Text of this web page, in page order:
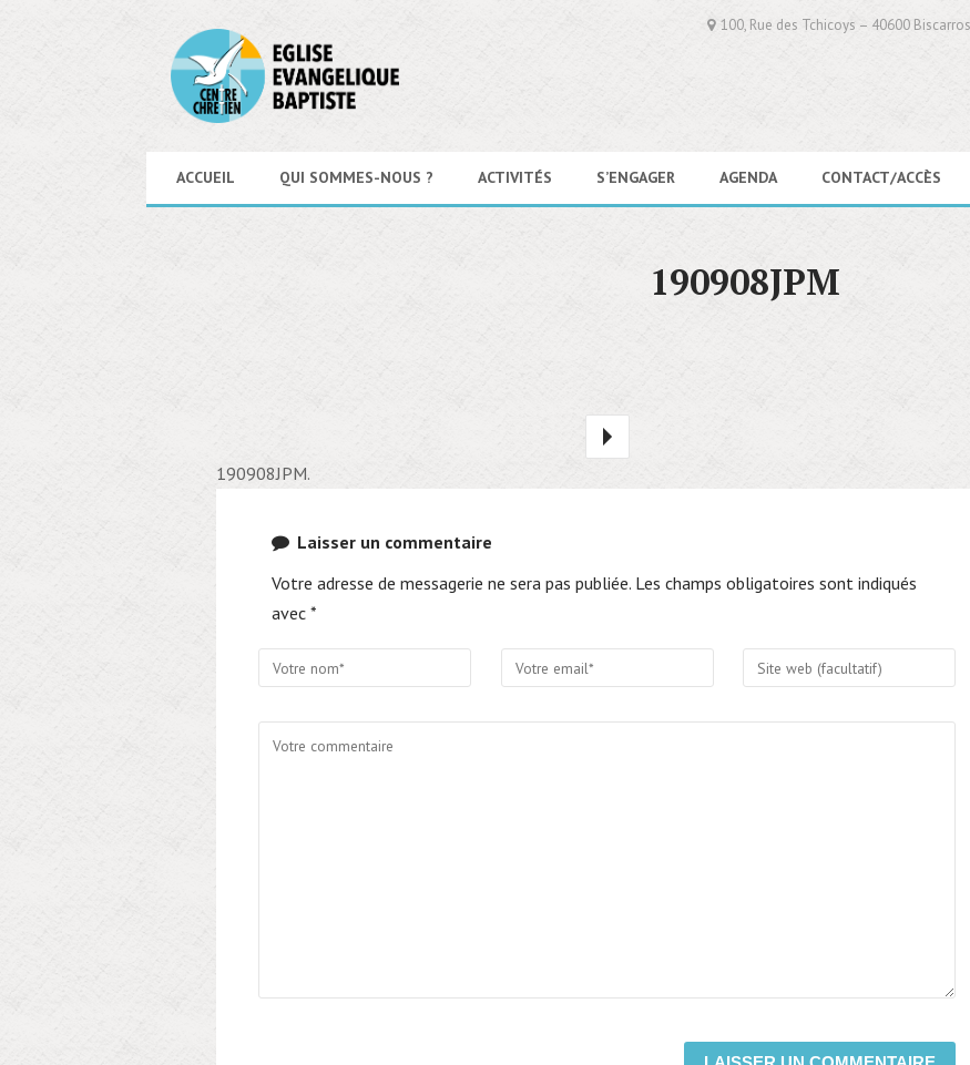
100, Rue des Tchicoys – 40600
ACCUEIL QUI SOMMES-NOUS ? ACTIVITÉS S’ENGAGER AGENDA CONTACT/ACCÈS
190908JPM
190908JPM.
Laisser un commentaire
Votre adresse de messagerie ne sera pas publiée. Les champs obligatoires sont indiqués
avec *